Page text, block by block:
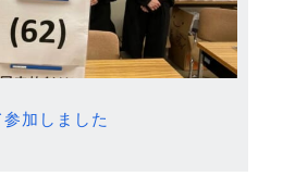
加しました